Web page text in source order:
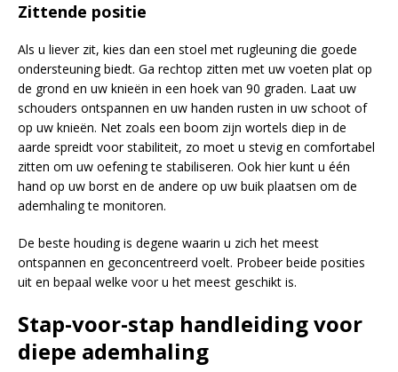
Zittende positie
Als u liever zit, kies dan een stoel met rugleuning die goede
ondersteuning biedt. Ga rechtop zitten met uw voeten plat op
de grond en uw knieën in een hoek van 90 graden. Laat uw
schouders ontspannen en uw handen rusten in uw schoot of
op uw knieën. Net zoals een boom zijn wortels diep in de
aarde spreidt voor stabiliteit, zo moet u stevig en comfortabel
zitten om uw oefening te stabiliseren. Ook hier kunt u één
hand op uw borst en de andere op uw buik plaatsen om de
ademhaling te monitoren.
De beste houding is degene waarin u zich het meest
ontspannen en geconcentreerd voelt. Probeer beide posities
uit en bepaal welke voor u het meest geschikt is.
Stap-voor-stap handleiding voor
diepe ademhaling